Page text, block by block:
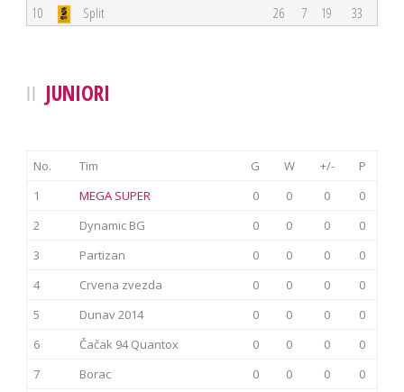
10 Split 26 7 19 33
JUNIORI
No. Tim G W +/-
P
1
MEGA SUPER 0 0 0
0
2
Dynamic BG 0 0 0
0
3
Partizan 0 0 0
0
4
Crvena zvezda 0 0 0
0
5
Dunav 2014 0 0 0
0
6
Čačak 94 Quantox 0 0 0
0
7
Borac 0 0 0
0